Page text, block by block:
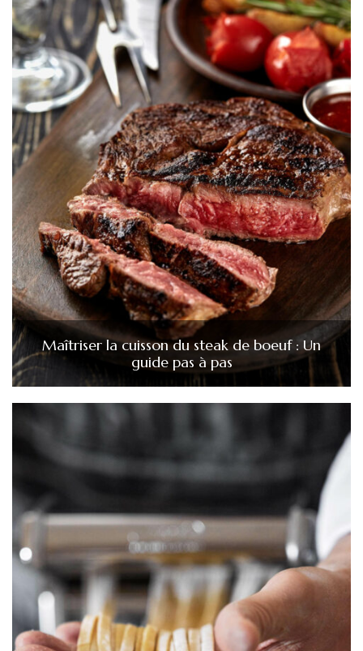
Maîtriser la cuisson du steak de boeuf : Un
guide pas à pas